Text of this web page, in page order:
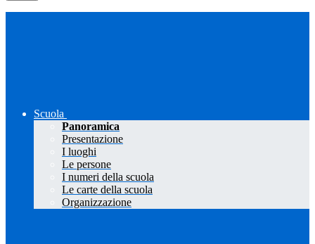
Scuola
Panoramica
Presentazione
I luoghi
Le persone
I numeri della scuola
Le carte della scuola
Organizzazione